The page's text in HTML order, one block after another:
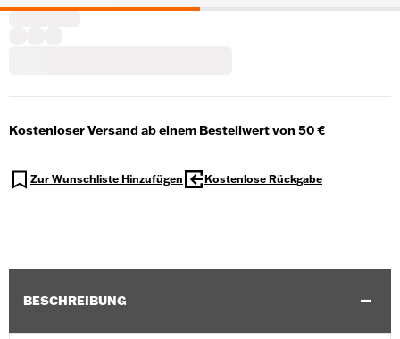
Kostenloser Versand ab einem Bestellwert von 50 €
Zur Wunschliste Hinzufügen Kostenlose Rückgabe
BESCHREIBUNG